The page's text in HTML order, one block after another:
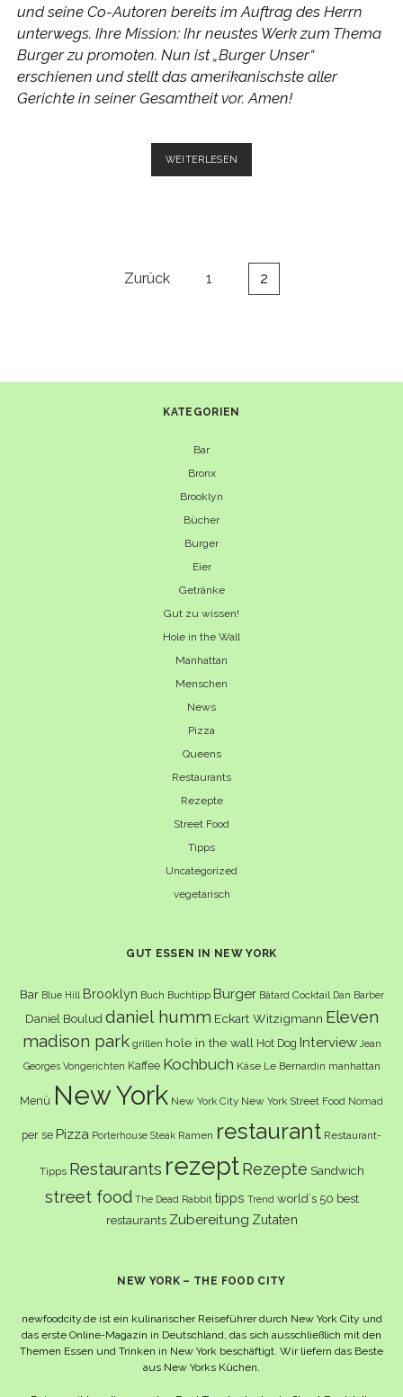
und seine Co-Autoren bereits im Auftrag des Herrn
unterwegs. Ihre Mission: Ihr neustes Werk zum Thema
Burger zu promoten. Nun ist „Burger Unser“
erschienen und stellt das amerikanischste aller
Gerichte in seiner Gesamtheit vor. Amen!
WEITERLESEN
UNSER
SACHEN
BURGER
Seitennummerierung
Zurück 1 2
KATEGORIEN
Bar
Bronx
Brooklyn
Bücher
Burger
Eier
Getränke
Gut zu wissen!
Hole in the Wall
Manhattan
Menschen
News
Pizza
Queens
Restaurants
Rezepte
Street Food
Tipps
Uncategorized
vegetarisch
GUT ESSEN IN NEW YORK
Bar Blue Hill Brooklyn Buch Buchtipp Burger Bâtard Cocktail Dan Barber
Daniel Boulud daniel humm Eckart Witzigmann Eleven
madison park grillen hole in the wall Hot Dog Interview Jean
Georges Vongerichten Kaffee Kochbuch Käse Le Bernardin manhattan
Menü New York New York City New York Street Food Nomad
per se Pizza Porterhouse Steak Ramen restaurant Restaurant-
Tipps Restaurants rezept Rezepte Sandwich
street food The Dead Rabbit tipps Trend world´s 50 best
restaurants Zubereitung Zutaten
NEW YORK – THE FOOD CITY
newfoodcity.de ist ein kulinarischer Reiseführer durch New York City und
das erste Online-Magazin in Deutschland, das sich ausschließlich mit den
Themen Essen und Trinken in New York beschäftigt. Wir liefern das Beste
aus New Yorks Küchen.